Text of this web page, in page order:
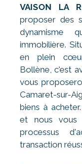
VAISON LA
proposer des
dynamisme
immobilière.
en plein
Bollène, c'est
vous
Camaret-sur-
biens à
et nous vous
processus
transaction